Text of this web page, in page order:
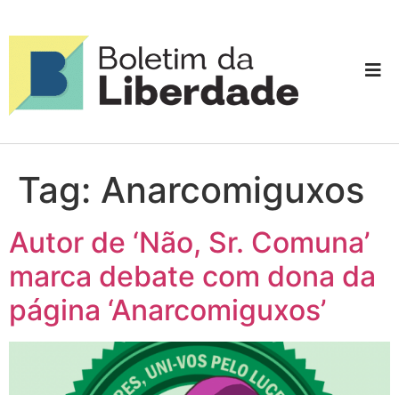
Tag: Anarcomiguxos
Autor de ‘Não, Sr. Comuna’
marca debate com dona da
página ‘Anarcomiguxos’